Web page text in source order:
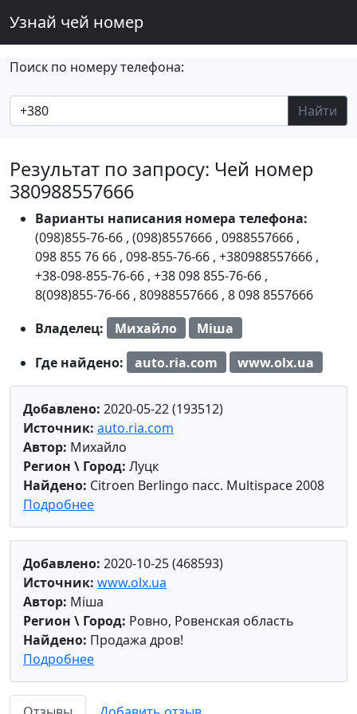
Узнай чей номер
Поиск по номеру телефона:
Найти
Результат по запросу: Чей номер
380988557666
Варианты написания номера телефона:
(098)855-76-66 , (098)8557666 , 0988557666 ,
098 855 76 66 , 098-855-76-66 , +380988557666 ,
+38-098-855-76-66 , +38 098 855-76-66 ,
8(098)855-76-66 , 80988557666 , 8 098 8557666
Владелец:
Михайло
Міша
Где найдено:
auto.ria.com www.olx.ua
Добавлено: 2020-05-22 (193512)
Источник: auto.ria.com
Автор: Михайло
Регион \ Город: Луцк
Найдено: Citroen Berlingo пасс. Multispace 2008
Подробнее
Добавлено: 2020-10-25 (468593)
Источник: www.olx.ua
Автор: Міша
Регион \ Город: Ровно, Ровенская область
Найдено: Продажа дров!
Подробнее